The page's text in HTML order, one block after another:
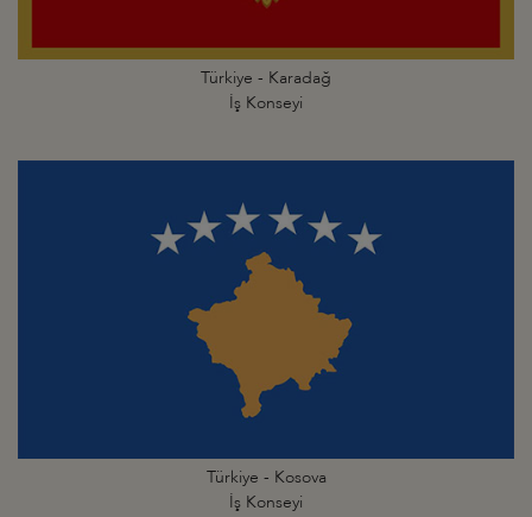
Türkiye - Karadağ
İş Konseyi
Türkiye - Kosova
İş Konseyi